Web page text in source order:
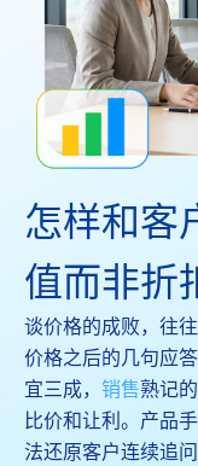
怎样和客
值而非折
谈价格的成败，往
价格之后的几句应
宜三成， 销售熟记
比价和让利。产品
法还原客户连续追